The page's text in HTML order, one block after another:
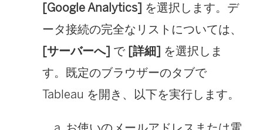
[Google Analytics] を選択します。デ
ータ接続の完全なリストについては、
[サーバーへ] で [詳細] を選択しま
す。既定のブラウザーのタブで
Tableau を開き、以下を実行します。